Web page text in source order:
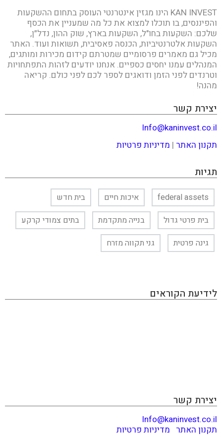
KAN INVEST הינו מגזין אינטרנטי העוסק בתחום ההשקעות
והפיננסים, בו תוכלו למצוא את כל מה שמעניין את הכסף
שלכם: השקעות בחו"ל, השקעות בארץ, שוק ההון, נדל״ן,
השקעות אלטרנטיביות, הכנסה פאסיבית, תשואות ועוד. האתר
מכיל גם מאמרים פרסומיים שמטרתם קידום מכירות ומותגים,
המנהלים עמנו יחסים כספיים. אנחנו יודעים לזהות התפתחויות
וטרנדים לפני הזמן ודואגים לספר לכם לפני כולם. קריאה
מהנה!
יצירת קשר
Info@kaninvest.co.il
תקנון האתר | מדיניות פרטיות
תגיות
federal assets איכות חיים
בית חדש
בית פרטי גדול
בנייה מתקדמת
בתים צמודי קרקע
גינה פרטית
גני תקווה מזרח
לידיעת הקוראים
יצירת קשר
Info@kaninvest.co.il
תקנון האתר מדיניות פרטיות